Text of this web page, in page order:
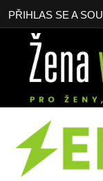
PŘIHLAS SE A